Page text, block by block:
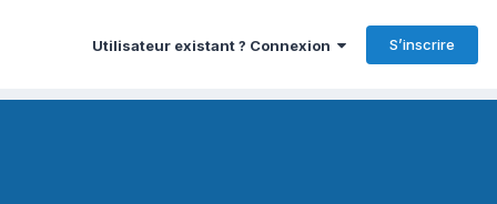
Utilisateur existant ? Connexion S’inscrire